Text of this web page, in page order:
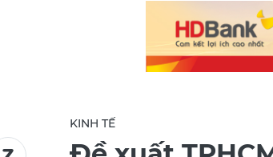
KINH TẾ
Đề xuất